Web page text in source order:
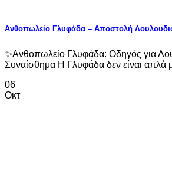
Ανθοπωλείο Γλυφάδα – Αποστολή
✨Ανθοπωλείο Γλυφάδα: Οδηγός για
Συναίσθημα Η Γλυφάδα δεν είναι απλά
06
Οκτ